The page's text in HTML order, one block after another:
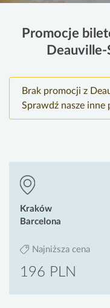
Promocje
Brak promocji z
Sprawdź nasze inne
Kraków
Barcelona
Najniższa cena
196 PLN